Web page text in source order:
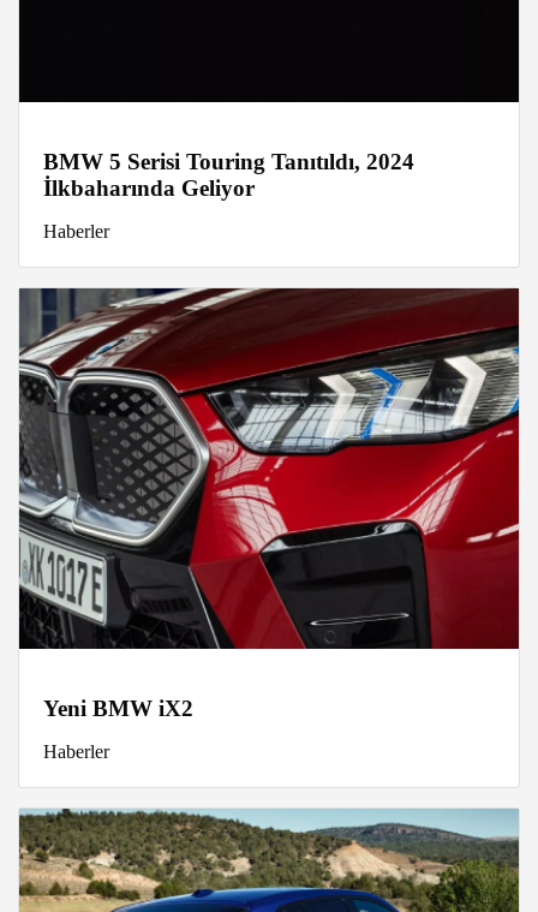
BMW 5 Serisi Touring Tanıtıldı, 2024
İlkbaharında Geliyor
Haberler
Yeni BMW iX2
Haberler